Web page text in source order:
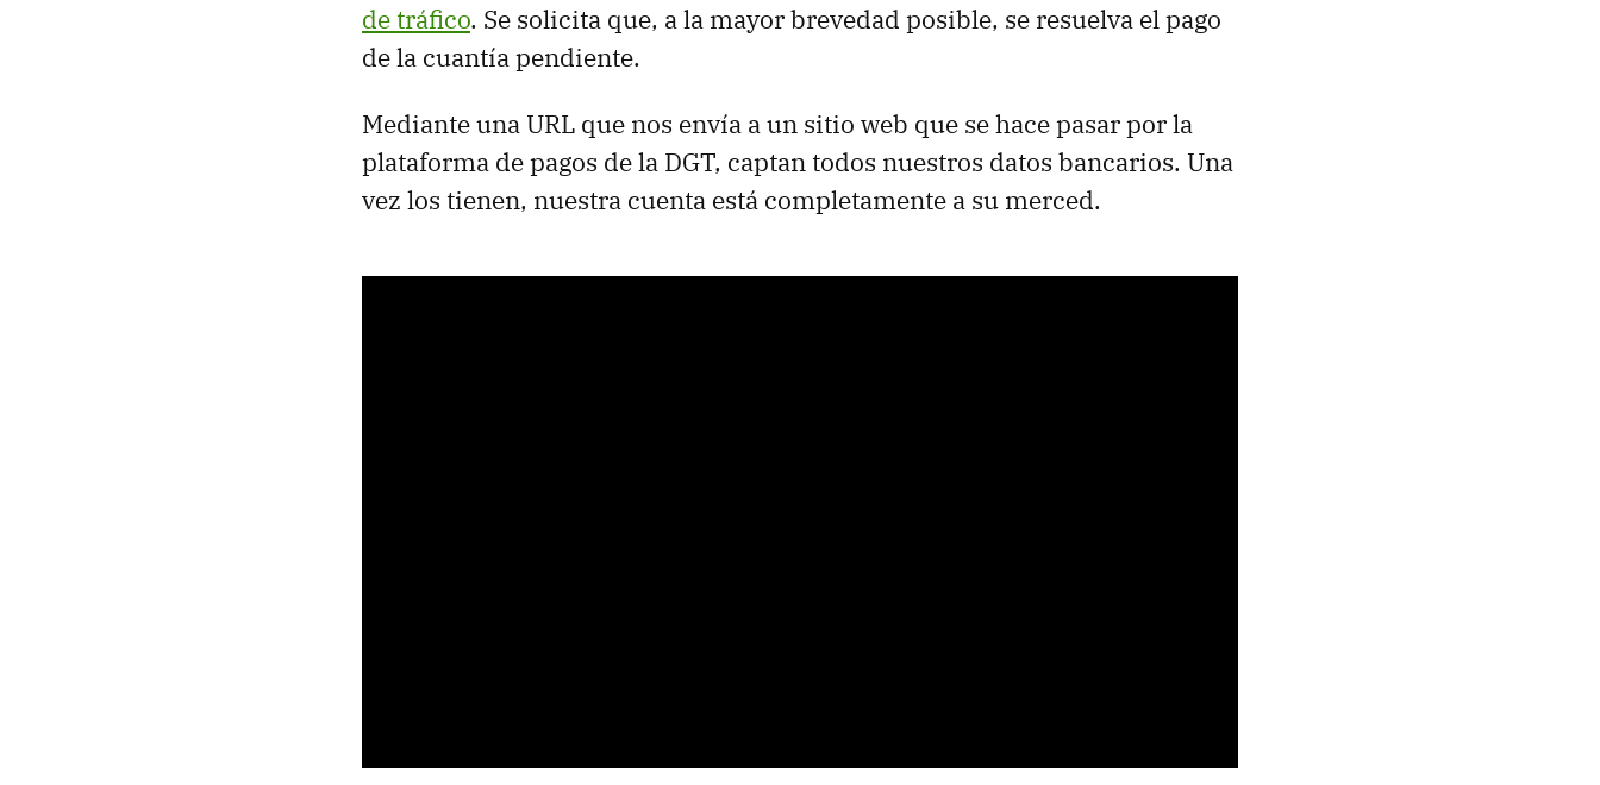
de tráfico. Se solicita que, a la mayor brevedad posible, se resuelva el pago
de la cuantía pendiente.
Mediante una URL que nos envía a un sitio web que se hace pasar por la
plataforma de pagos de la DGT, captan todos nuestros datos bancarios. Una
vez los tienen, nuestra cuenta está completamente a su merced.